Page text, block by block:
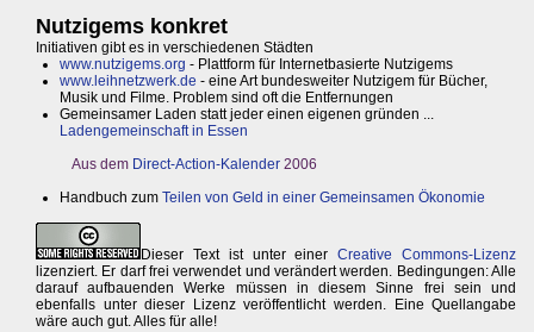
Nutzigems konkret
Initiativen gibt es in verschiedenen Städten
www.nutzigems.org - Plattform für Internetbasierte Nutzigems
www.leihnetzwerk.de - eine Art bundesweiter Nutzigem für Bücher,
Musik und Filme. Problem sind oft die Entfernungen
Gemeinsamer Laden statt jeder einen eigenen gründen ...
Ladengemeinschaft in Essen
Aus dem Direct-Action-Kalender 2006
Handbuch zum Teilen von Geld in einer Gemeinsamen Ökonomie
Dieser Text ist unter einerCreative Commons-Lizenz
lizenziert. Er darf frei verwendet und verändert werden. Bedingungen: Alle
darauf aufbauenden Werke müssen in diesem Sinne frei sein und
ebenfalls unter dieser Lizenz veröffentlicht werden. Eine Quellangabe
wäre auch gut. Alles für alle!